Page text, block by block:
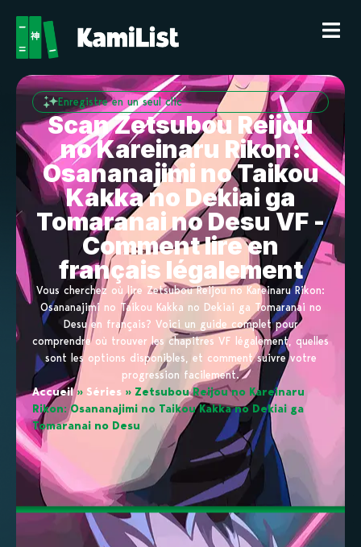
Enregistre en un seul clic
Scan Zetsubou Reijou
no Kareinaru Rikon:
Osananajimi no Taikou
Kakka no Dekiai ga
Tomaranai no Desu VF -
Comment lire en
français légalement
Vous cherchez où lire Zetsubou Reijou no Kareinaru Rikon:
Osananajimi no Taikou Kakka no Dekiai ga Tomaranai no
Desu en français? Voici un guide complet pour
comprendre où trouver les chapitres VF légalement, quelles
sont les options disponibles, et comment suivre votre
progression facilement.
Accueil» Séries » Zetsubou Reijou no Kareinaru
Rikon: Osananajimi no Taikou Kakka no Dekiai ga
Tomaranai no Desu